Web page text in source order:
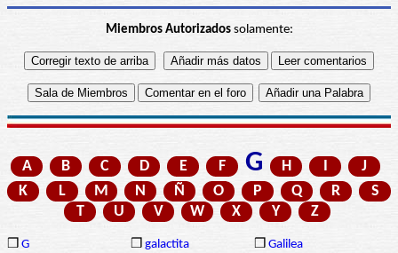
Miembros Autorizadossolamente:
A B C D E F G H I
J
K
L M N Ñ O P Q R
S
T
U V W X Y Z
❒ G ❒ galactita ❒ Galilea